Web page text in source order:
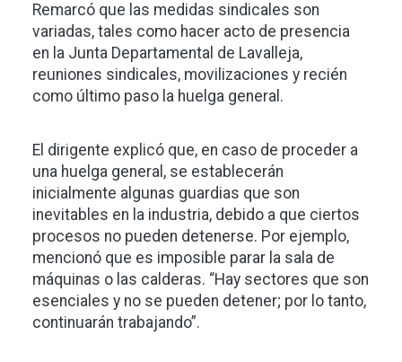
Remarcó que las medidas sindicales son
variadas, tales como hacer acto de presencia
en la Junta Departamental de Lavalleja,
reuniones sindicales, movilizaciones y recién
como último paso la huelga general.
El dirigente explicó que, en caso de proceder a
una huelga general, se establecerán
inicialmente algunas guardias que son
inevitables en la industria, debido a que ciertos
procesos no pueden detenerse. Por ejemplo,
mencionó que es imposible parar la sala de
máquinas o las calderas. “Hay sectores que son
esenciales y no se pueden detener; por lo tanto,
continuarán trabajando”.